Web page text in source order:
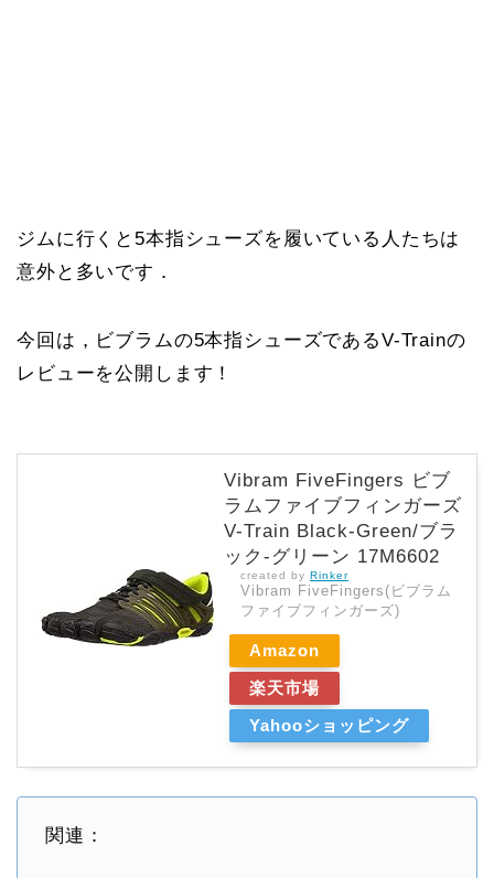
ジムに行くと5本指シューズを履いている人たちは
意外と多いです．
今回は，ビブラムの5本指シューズであるV-Trainの
レビューを公開します！
Vibram FiveFingers ビブ
ラムファイブフィンガーズ
V-Train Black-Green/ブラ
ック-グリーン 17M6602
created by Rinker
Vibram FiveFingers(ビブラム
ファイブフィンガーズ)
Amazon
楽天市場
Yahooショッピング
関連：